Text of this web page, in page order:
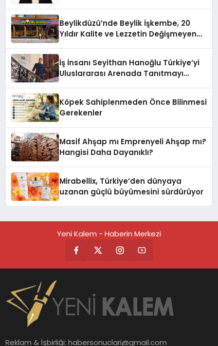
Beylikdüzü’nde Beylik İşkembe, 20
Yıldır Kalite ve Lezzetin Değişmeyen
İş İnsanı Seyithan Hanoğlu Türkiye’yi
Uluslararası Arenada Tanıtmayı
Köpek Sahiplenmeden Önce Bilinmesi
Gerekenler
Masif Ahşap mı Emprenyeli Ahşap mı?
Hangisi Daha Dayanıklı?
Mirabellix, Türkiye’den dünyaya
uzanan güçlü büyümesini sürdürüyor
Yeni Kalem - Haberin Merkezi
Reklam & İşbirliği:habersonuclari@gmail.com